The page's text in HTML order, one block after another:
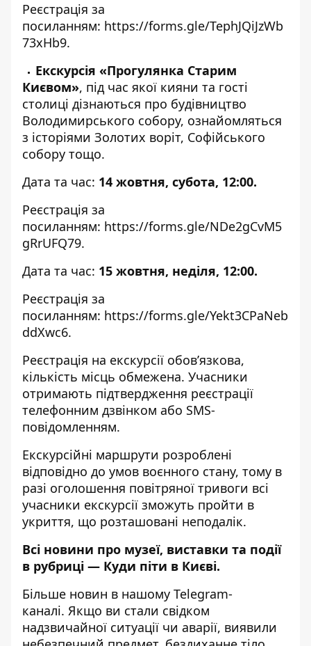
Реєстрація за
посиланням: https://forms.gle/TephJQiJzWb
73xHb9.
Екскурсія «Прогулянка Старим
Києвом», під час якої кияни та гості
столиці дізнаються про будівництво
Володимирського собору, ознайомляться
з історіями Золотих воріт, Софійського
собору тощо.
Дата та час: 14 жовтня, субота, 12:00.
Реєстрація за
посиланням: https://forms.gle/NDe2gCvM5
gRrUFQ79.
Дата та час: 15 жовтня, неділя, 12:00.
Реєстрація за
посиланням: https://forms.gle/Yekt3CPaNeb
ddXwc6.
Реєстрація на екскурсії обов’язкова,
кількість місць обмежена. Учасники
отримають підтвердження реєстрації
телефонним дзвінком або SMS-
повідомленням.
Екскурсійні маршрути розроблені
відповідно до умов воєнного стану, тому в
разі оголошення повітряної тривоги всі
учасники екскурсії зможуть пройти в
укриття, що розташовані неподалік.
Всі новини про музеї, виставки та події
в рубриці — Куди піти в Києві.
Більше новин в нашому Telegram-
каналі. Якщо ви стали свідком
надзвичайної ситуації чи аварії, виявили